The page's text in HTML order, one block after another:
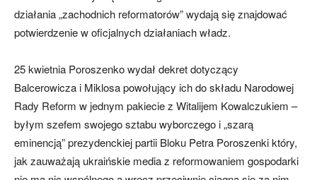
działania „zachodnich reformatorów” wydają się znajdować
potwierdzenie w oficjalnych działaniach władz.
25 kwietnia Poroszenko wydał dekret dotyczący
Balcerowicza i Miklosa powołujący ich do składu Narodowej
Rady Reform w jednym pakiecie z Witalijem Kowalczukiem –
byłym szefem swojego sztabu wyborczego i „szarą
eminencją” prezydenckiej partii Bloku Petra Poroszenki który,
jak zauważają ukraińskie media z reformowaniem gospodarki